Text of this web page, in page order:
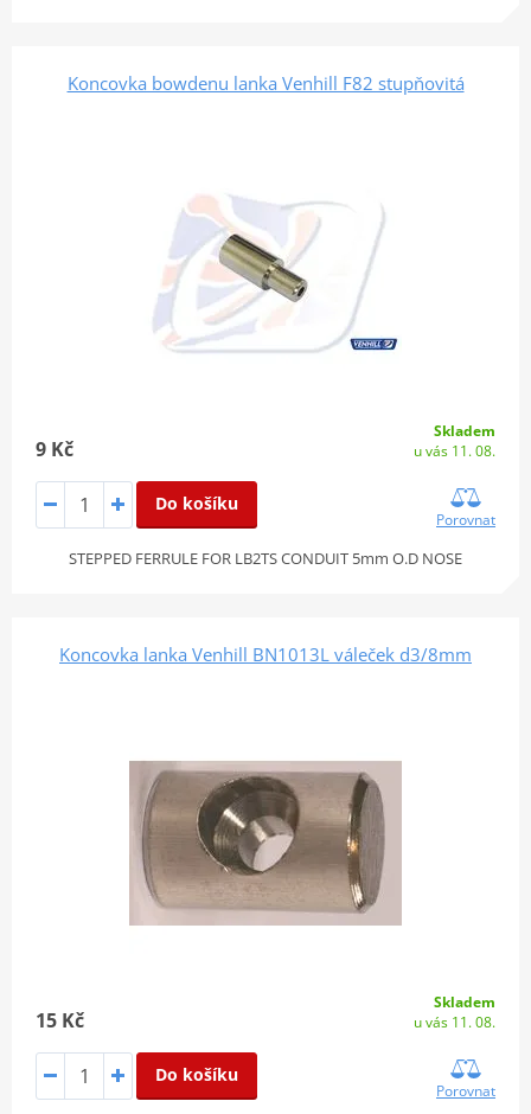
Koncovka bowdenu lanka Venhill F82 stupňovitá
9 Kč
Skladem
u vás 11. 08.
Do košíku
Porovnat
STEPPED FERRULE FOR LB2TS CONDUIT 5mm O.D NOSE
Koncovka lanka Venhill BN1013L váleček d3/8mm
15 Kč
Skladem
u vás 11. 08.
Do košíku
Porovnat